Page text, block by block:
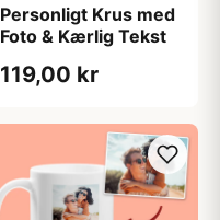
Personligt Krus med
Foto & Kærlig Tekst
119,00 kr